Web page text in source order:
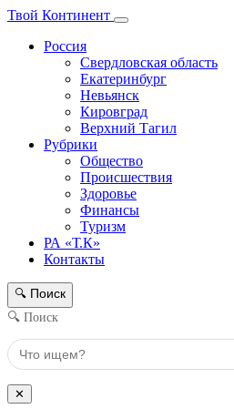
Твой Континент
Россия
Свердловская область
Екатеринбург
Невьянск
Кировград
Верхний Тагил
Рубрики
Общество
Происшествия
Здоровье
Финансы
Туризм
РА «Т.К»
Контакты
🔍 Поиск
🔍 Поиск
✕